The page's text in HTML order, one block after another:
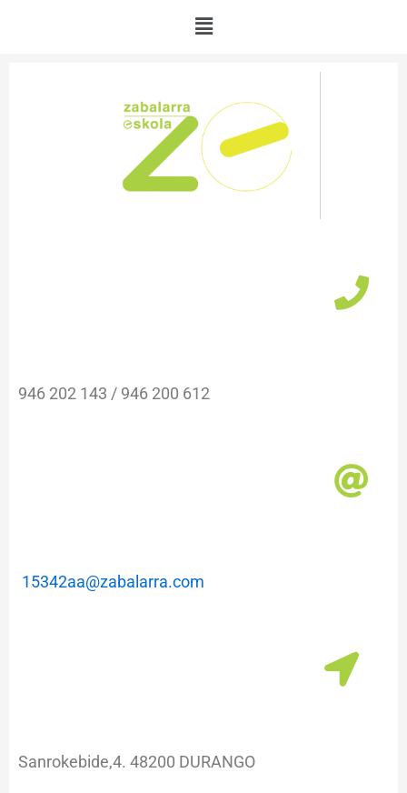
Menú
946 202 143 / 946 200 612
15342aa@zabalarra.com
Sanrokebide,4. 48200 DURANGO